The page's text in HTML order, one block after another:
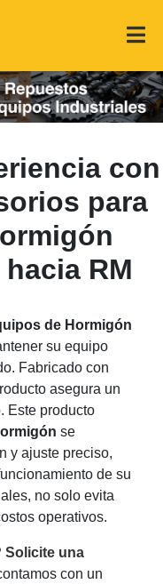
con
para
hacia RM
de Hormigón
su equipo
Fabricado con
asegura un
Este producto
se
y ajuste preciso,
de su
no solo evita
operativos.
Solicite una
con un